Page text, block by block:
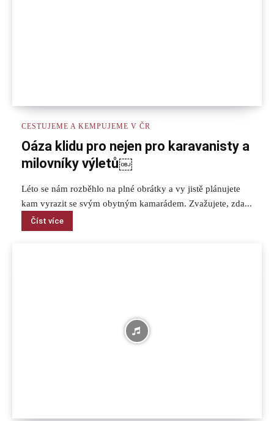
CESTUJEME A KEMPUJEME V ČR
Oáza klidu pro nejen pro karavanisty a
milovníky výletů￼
Léto se nám rozběhlo na plné obrátky a vy jistě plánujete
kam vyrazit se svým obytným kamarádem. Zvažujete, zda...
Číst více